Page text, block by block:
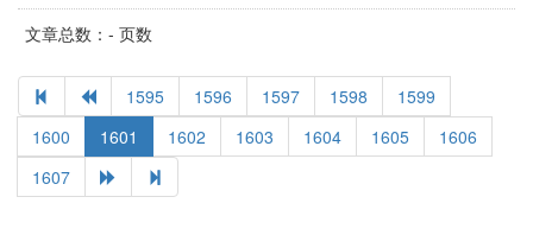
文章总数：- 页数
1595 1596 1597 1598
1599
1600
1601 1602 1603 1604 1605
1606
1607